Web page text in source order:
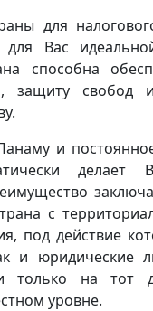
для
для Вас
способна
защиту свобод и
и
делает
с
под действие
и юридические
только на тот
уровне.